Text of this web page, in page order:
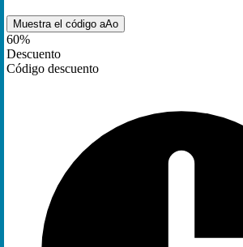
Muestra el código aAo
60%
Descuento
Código descuento